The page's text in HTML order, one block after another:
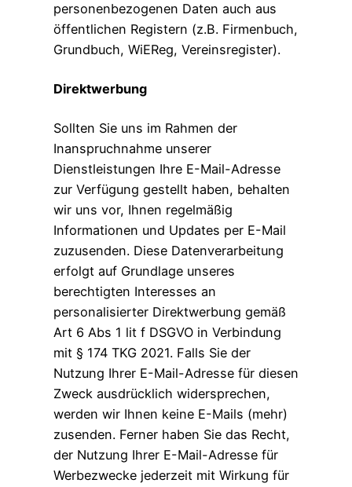
personenbezogenen Daten auch aus
öffentlichen Registern (z.B. Firmenbuch,
Grundbuch, WiEReg, Vereinsregister).
Direktwerbung
Sollten Sie uns im Rahmen der
Inanspruchnahme unserer
Dienstleistungen Ihre E-Mail-Adresse
zur Verfügung gestellt haben, behalten
wir uns vor, Ihnen regelmäßig
Informationen und Updates per E-Mail
zuzusenden. Diese Datenverarbeitung
erfolgt auf Grundlage unseres
berechtigten Interesses an
personalisierter Direktwerbung gemäß
Art 6 Abs 1 lit f DSGVO in Verbindung
mit § 174 TKG 2021. Falls Sie der
Nutzung Ihrer E-Mail-Adresse für diesen
Zweck ausdrücklich widersprechen,
werden wir Ihnen keine E-Mails (mehr)
zusenden. Ferner haben Sie das Recht,
der Nutzung Ihrer E-Mail-Adresse für
Werbezwecke jederzeit mit Wirkung für